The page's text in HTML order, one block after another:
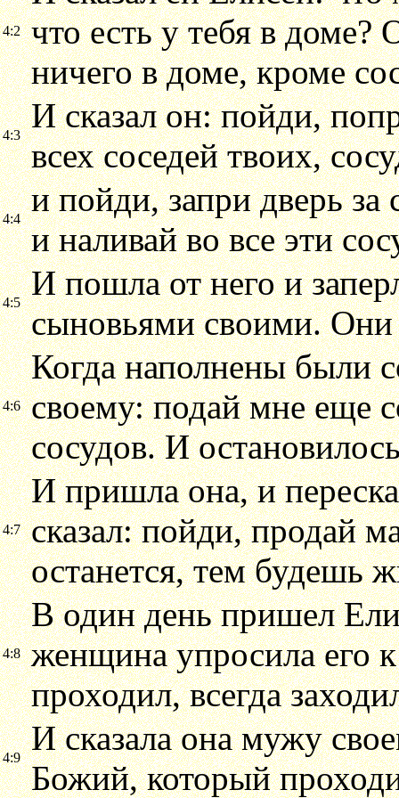
4:2
что есть у тебя в доме?
ничего в доме, кроме
4:3
И сказал он: пойди,
всех соседей твоих,
4:4
и пойди, запри дверь
и наливай во все эти
4:5
И пошла от него и
сыновьями своими. Они
4:6
Когда наполнены были
своему: подай мне еще
сосудов. И
4:7
И пришла она, и
сказал: пойди, продай
останется, тем будешь
4:8
В один день пришел
женщина упросила его к
проходил, всегда
4:9
И сказала она мужу
Божий, который